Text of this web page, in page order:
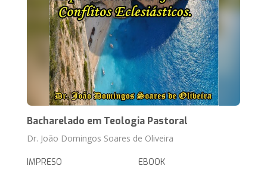
Bacharelado em Teologia Pastoral
Dr. João Domingos Soares de Oliveira
IMPRESO EBOOK